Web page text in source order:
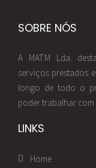
SOBRE NÓS
A MAT.M Lda.
serviços prestados
longo de todo o
poder trabalhar
LINKS
Home